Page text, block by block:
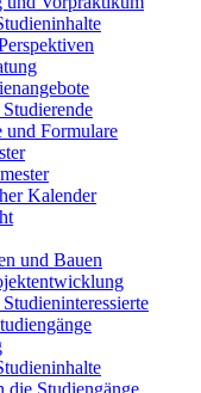
und Formulare
Kalender
und Bauen
die Studiengänge